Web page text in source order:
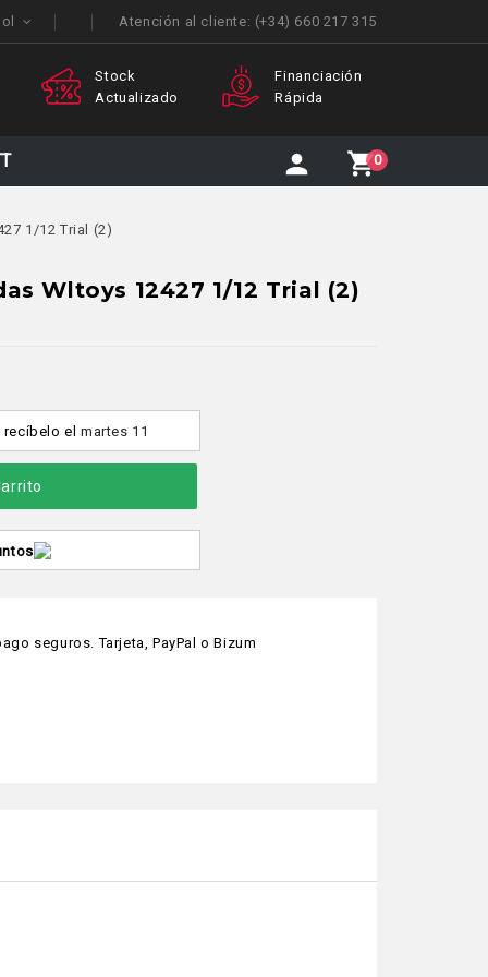
Atención al cliente: (+34) 660 217 315
Financiación
Rápida
Atención
Personalizada
0
1/12 Trial (2)
Wltoys 12427 1/12 Trial (2)
recíbeloel martes 11
seguros. Tarjeta, PayPal o Bizum